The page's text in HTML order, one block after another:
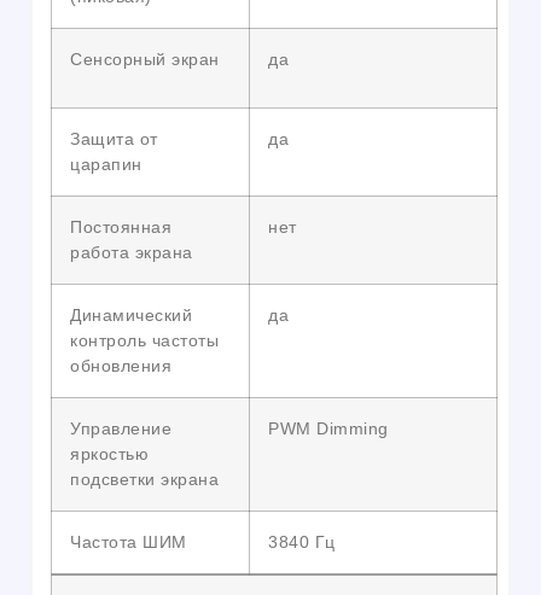
Сенсорный экран да
Защита от
царапин
да
Постоянная
работа экрана
нет
Динамический
контроль частоты
обновления
да
Управление
яркостью
подсветки экрана
PWM Dimming
Частота ШИМ 3840 Гц